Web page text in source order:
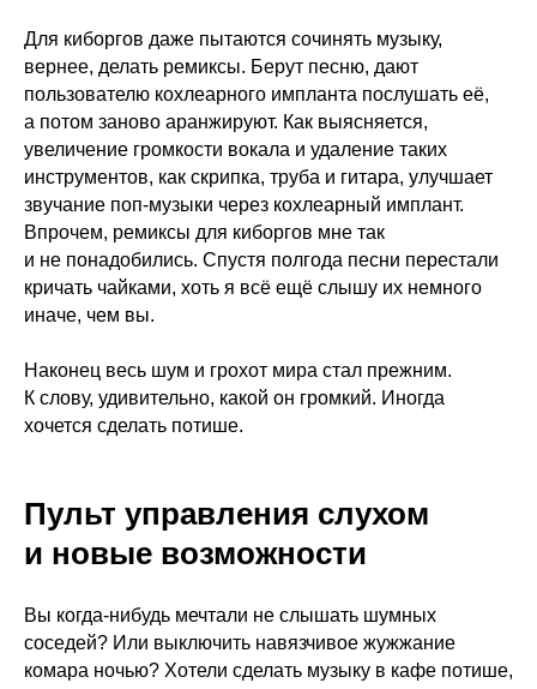
Для киборгов даже пытаются сочинять музыку,
вернее, делать ремиксы. Берут песню, дают
пользователю кохлеарного импланта послушать её,
а потом заново аранжируют. Как выясняется,
увеличение громкости вокала и удаление таких
инструментов, как скрипка, труба и гитара, улучшает
звучание поп-музыки через кохлеарный имплант.
Впрочем, ремиксы для киборгов мне так
и не понадобились. Спустя полгода песни перестали
кричать чайками, хоть я всё ещё слышу их немного
иначе, чем вы.
Наконец весь шум и грохот мира стал прежним.
К слову, удивительно, какой он громкий. Иногда
хочется сделать потише.
Пульт управления слухом
и новые возможности
Вы когда-нибудь мечтали не слышать шумных
соседей? Или выключить навязчивое жужжание
комара ночью? Хотели сделать музыку в кафе потише,